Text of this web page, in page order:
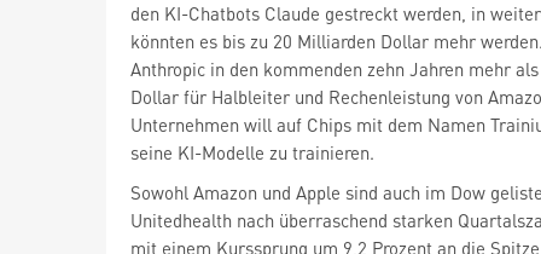
den KI-Chatbots Claude gestreckt werden, in
könnten es bis zu 20 Milliarden Dollar mehr
Anthropic in den kommenden zehn Jahren mehr
Dollar für Halbleiter und Rechenleistung von
Unternehmen will auf Chips mit dem Namen
seine KI-Modelle zu trainieren.
Sowohl Amazon und Apple sind auch im Dow
Unitedhealth nach überraschend starken
mit einem Kurssprung um 9,2 Prozent an die